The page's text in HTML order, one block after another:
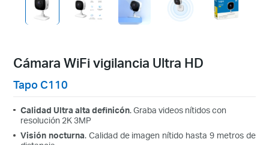
Cámara WiFi vigilancia Ultra HD
Tapo C110
Calidad Ultra alta definicón. Graba videos nítidos con
resolución 2K 3MP
Visión nocturna. Calidad de imagen nítido hasta 9 metros de